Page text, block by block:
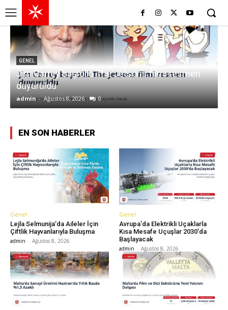
GENEL
Jim Carrey başrollü The Jetsons filmi resmen
duyuruldu
admin - Ağustos 8, 2026 0
EN SON HABERLER
Genel
Lejla Selmunija’da Aileler İçin
Çiftlik Hayvanlarıyla Buluşma
admin - Ağustos 8, 2026
Genel
Avrupa’da Elektrikli Uçaklarla
Kısa Mesafe Uçuşlar 2030’da
Başlayacak
admin - Ağustos 8, 2026